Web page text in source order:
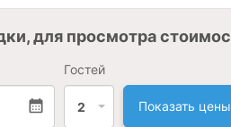
для просмотра
Гостей
2 Показать цены